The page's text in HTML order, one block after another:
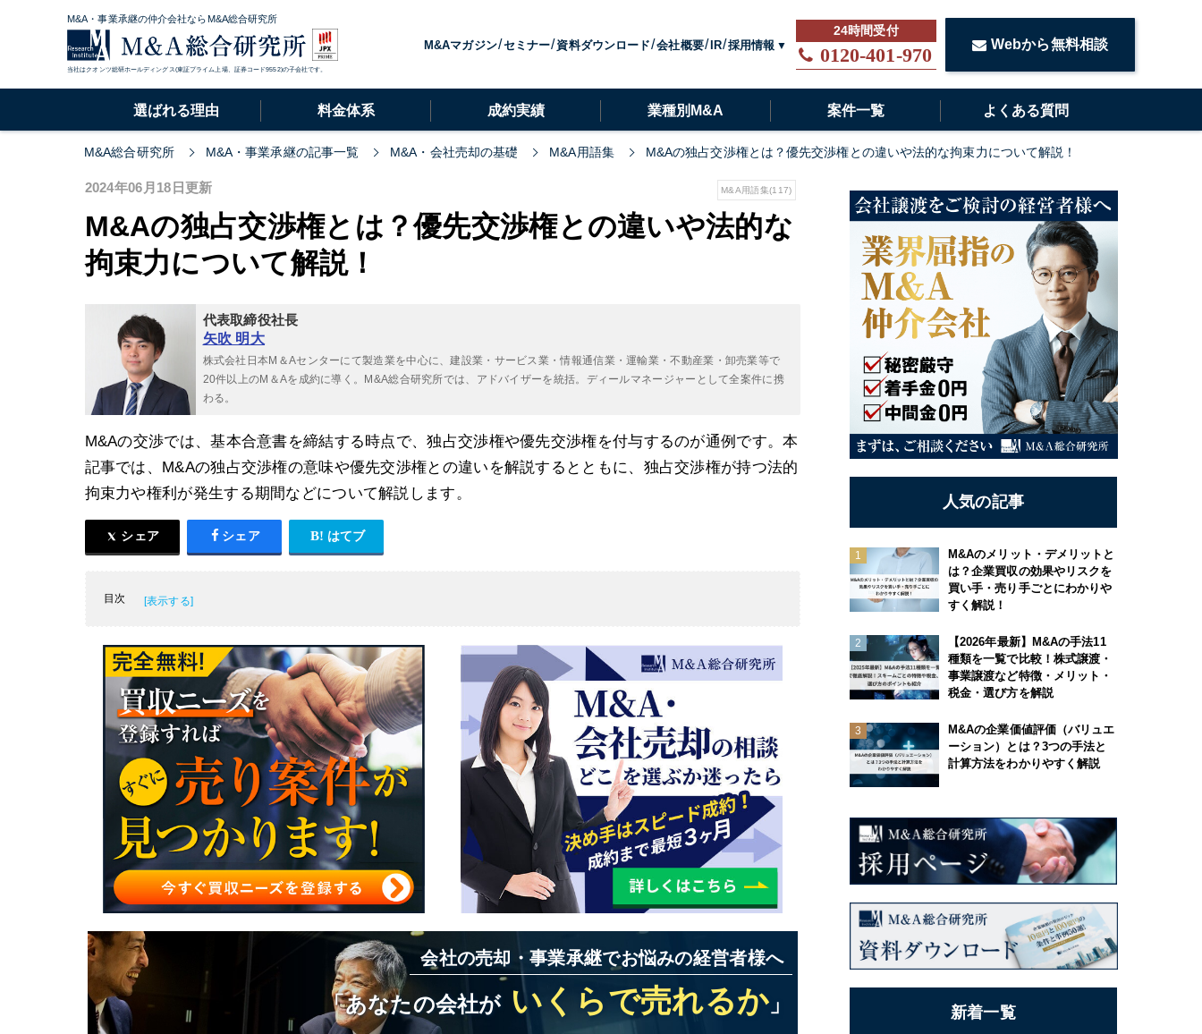
M&A・事業承継の仲介会社ならM&A総合研究所
当社はクオンツ総研ホールディングス(東証プライム上場、証券コード9552)の子会社です。
M&Aマガジン セミナー 資料ダウンロード 会社概要 IR 採用情報 0120-401-970 Webから無料相談
選ばれる理由 料金体系 成約実績 業種別M&A 案件一覧 よくある質問
M&A総合研究所 M&A・事業承継の記事一覧 M&A・会社売却の基礎 M&A用語集 M&Aの独占交渉権とは？優先交渉権との違いや法的な拘束力について解説！
2024年06月18日更新 M&A用語集(117)
M&Aの独占交渉権とは？優先交渉権との違いや法的な
拘束力について解説！
代表取締役社長
矢吹 明大
株式会社日本M＆Aセンターにて製造業を中心に、建設業・サービス業・情報通信業・運輸業・不動産業・卸売業等で
20件以上のM＆Aを成約に導く。M&A総合研究所では、アドバイザーを統括。ディールマネージャーとして全案件に携
わる。
M&Aの交渉では、基本合意書を締結する時点で、独占交渉権や優先交渉権を付与するのが通例です。本
記事では、M&Aの独占交渉権の意味や優先交渉権との違いを解説するとともに、独占交渉権が持つ法的
拘束力や権利が発生する期間などについて解説します。
シェア シェア はてブ
目次
M&Aの独占交渉権に関する留意点
M&Aの独占交渉権と基本合意書の関係
M&Aの独占交渉権と優先交渉権との違い
独占交渉権と優先交渉権の選択について
M&Aの独占交渉権の雛形
M&Aの独占交渉権まとめ
M&Aの独占交渉権に関するご相談ならM&A総合研究所
会社の売却・事業承継でお悩みの経営者様へ
「あなたの会社が いくらで売れるか 」
人気の記事
M&Aのメリット・デメリットと
は？企業買収の効果やリスクを
買い手・売り手ごとにわかりや
すく解説！
【2026年最新】M&Aの手法11
種類を一覧で比較！株式譲渡・
事業譲渡など特徴・メリット・
税金・選び方を解説
M&Aの企業価値評価（バリュエ
ーション）とは？3つの手法と
計算方法をわかりやすく解説
新着一覧